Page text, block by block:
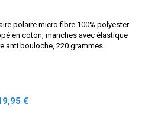
polaire micro fibre 100% polyester
en coton, manches avec élastique
anti bouloche, 220 grammes
€